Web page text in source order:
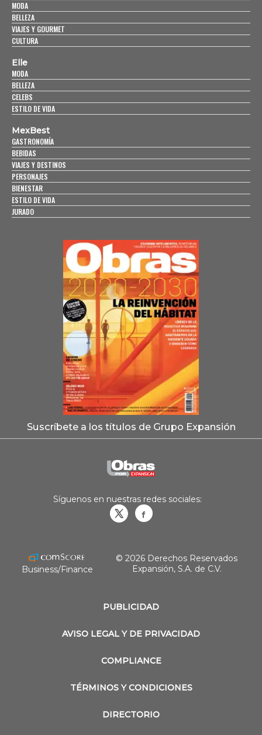
MODA
BELLEZA
VIAJES Y GOURMET
CULTURA
Elle
MODA
BELLEZA
CELEBS
ESTILO DE VIDA
MexBest
GASTRONOMÍA
BEBIDAS
VIAJES Y DESTINOS
PERSONAJES
BIENESTAR
ESTILO DE VIDA
JURADO
Suscríbete a los títulos de Grupo Expansión
PUBLICIDAD
AVISO LEGAL Y DE PRIVACIDAD
COMPLIANCE
TÉRMINOS Y CONDICIONES
DIRECTORIO
Síguenos en nuestras redes sociales:
Business/Finance
© 2026 Derechos Reservados
Expansión, S.A. de C.V.